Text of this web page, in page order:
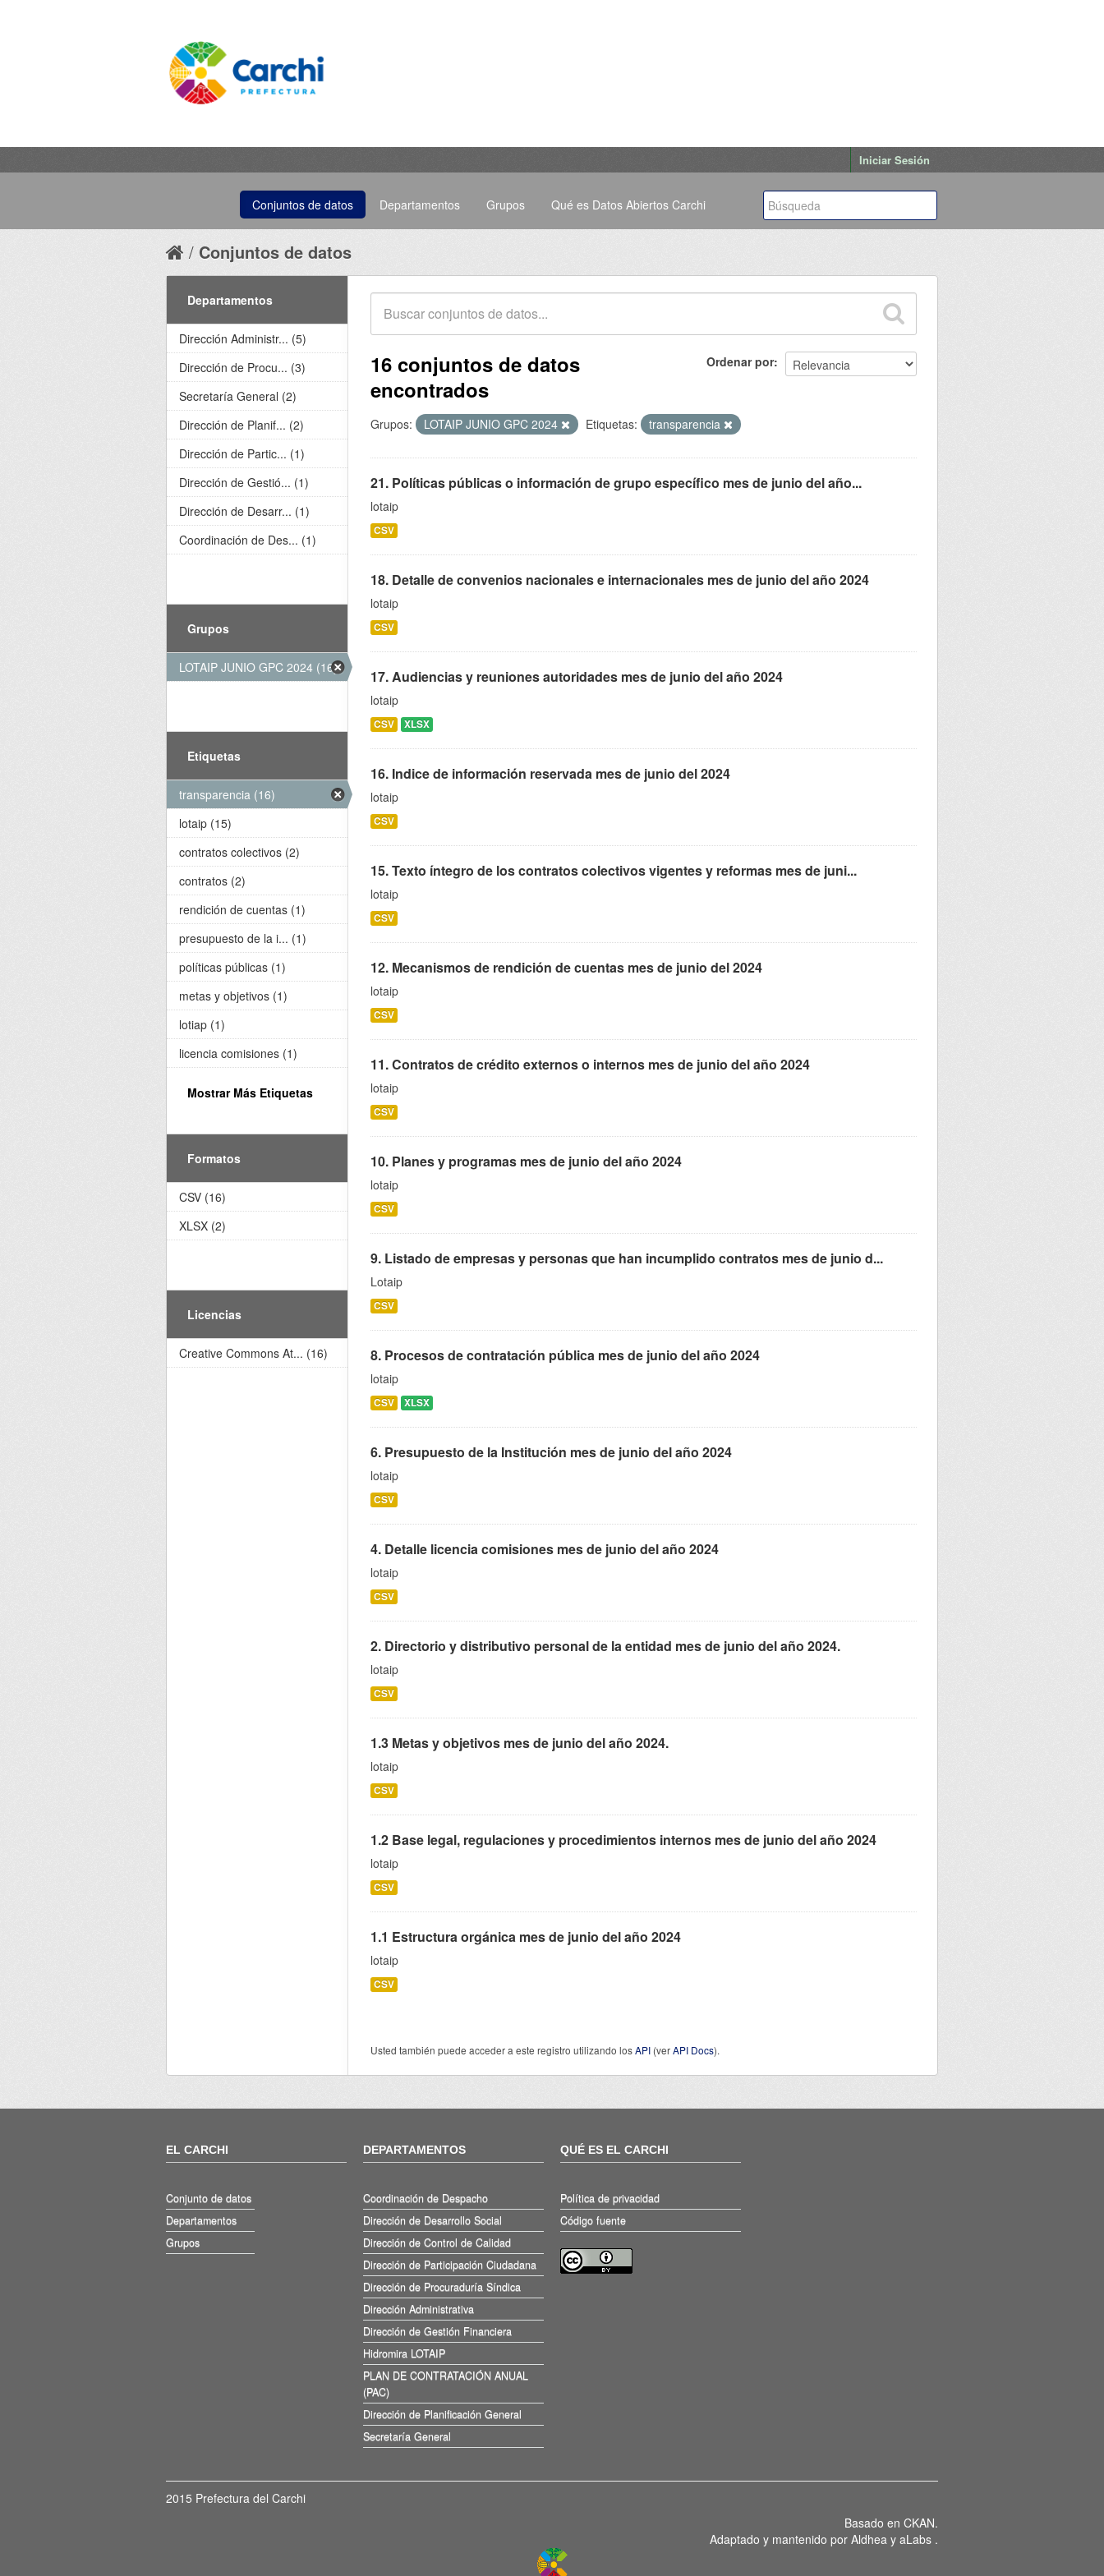
Iniciar Sesión
Conjuntos de datos Departamentos Grupos Qué es Datos Abiertos Carchi
Conjuntos de datos
Ordenar por
16 conjuntos de datos
encontrados
Grupos: LOTAIP JUNIO GPC 2024 Etiquetas: transparencia
21. Políticas públicas o información de grupo específico mes de junio del año...
lotaip
CSV
18. Detalle de convenios nacionales e internacionales mes de junio del año 2024
lotaip
CSV
17. Audiencias y reuniones autoridades mes de junio del año 2024
lotaip
CSV XLSX
16. Indice de información reservada mes de junio del 2024
lotaip
CSV
15. Texto íntegro de los contratos colectivos vigentes y reformas mes de juni...
lotaip
CSV
12. Mecanismos de rendición de cuentas mes de junio del 2024
lotaip
CSV
11. Contratos de crédito externos o internos mes de junio del año 2024
lotaip
CSV
10. Planes y programas mes de junio del año 2024
lotaip
CSV
9. Listado de empresas y personas que han incumplido contratos mes de junio d...
Lotaip
CSV
8. Procesos de contratación pública mes de junio del año 2024
lotaip
CSV XLSX
6. Presupuesto de la Institución mes de junio del año 2024
lotaip
CSV
4. Detalle licencia comisiones mes de junio del año 2024
lotaip
CSV
2. Directorio y distributivo personal de la entidad mes de junio del año 2024.
lotaip
CSV
1.3 Metas y objetivos mes de junio del año 2024.
lotaip
CSV
1.2 Base legal, regulaciones y procedimientos internos mes de junio del año 2024
lotaip
CSV
1.1 Estructura orgánica mes de junio del año 2024
lotaip
CSV
Usted también puede acceder a este registro utilizando losAPI (verAPI Docs).
Departamentos
Dirección Administr... (5)
Dirección de Procu... (3)
Secretaría General (2)
Dirección de Planif... (2)
Dirección de Partic... (1)
Dirección de Gestió... (1)
Dirección de Desarr... (1)
Coordinación de Des... (1)
Grupos
LOTAIP JUNIO GPC 2024 (16)
Etiquetas
transparencia (16)
lotaip (15)
contratos colectivos (2)
contratos (2)
rendición de cuentas (1)
presupuesto de la i... (1)
políticas públicas (1)
metas y objetivos (1)
lotiap (1)
licencia comisiones (1)
Mostrar Más Etiquetas
Formatos
CSV (16)
XLSX (2)
Licencias
Creative Commons At... (16)
EL CARCHI
Conjunto de datos
Departamentos
Grupos
DEPARTAMENTOS
Coordinación de Despacho
Dirección de Desarrollo Social
Dirección de Control de Calidad
Dirección de Participación Ciudadana
Dirección de Procuraduría Síndica
Dirección Administrativa
Dirección de Gestión Financiera
Hidromira LOTAIP
PLAN DE CONTRATACIÓN ANUAL
(PAC)
Dirección de Planificación General
Secretaría General
QUÉ ES EL CARCHI
Política de privacidad
Código fuente
2015 Prefectura del Carchi
Basado en CKAN.
Adaptado y mantenido por Aldhea y aLabs .